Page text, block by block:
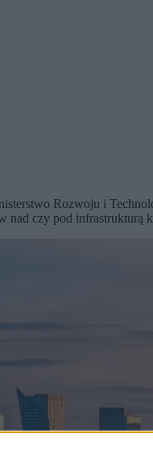
Rozwoju i
nad czy pod